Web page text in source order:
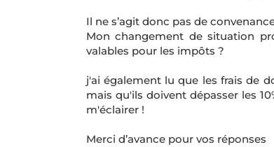
Il ne s’agit donc pas de
Mon changement de situation
valables pour les impôts ?
j'ai également lu que les frais de
mais qu'ils doivent dépasser les
m'éclairer !
Merci d’avance pour vos réponses